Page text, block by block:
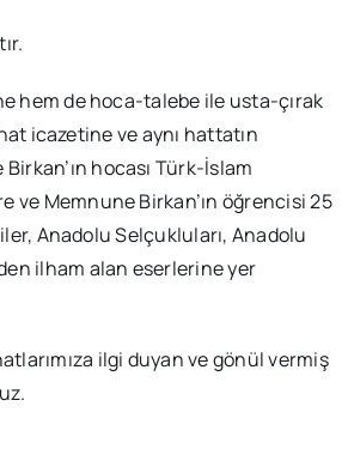
hem de hoca-talebe ile usta-çırak
icazetine ve aynı hattatın
hocası Türk-İslam
ve Memnune Birkan’ın öğrencisi 25
Anadolu Selçukluları, Anadolu
ilham alan eserlerine yer
ilgi duyan ve gönül vermiş